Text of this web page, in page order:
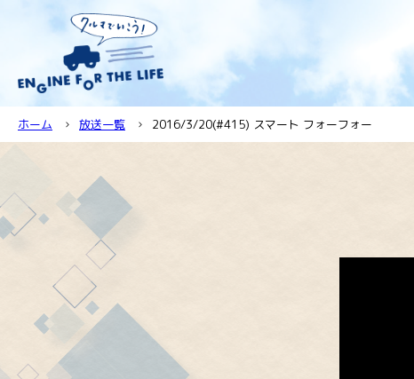
ホーム 放送一覧 2016/3/20(#415) スマート フォーフォー